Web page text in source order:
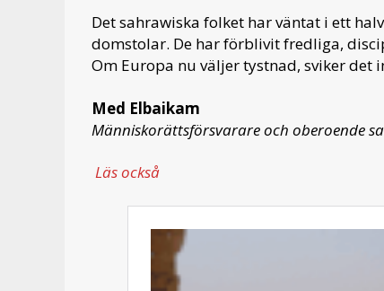
Det sahrawiska folket har väntat i ett
domstolar. De har förblivit fredliga,
Om Europa nu väljer tystnad, sviker
Med Elbaikam
Människorättsförsvarare och oberoende
Läs också